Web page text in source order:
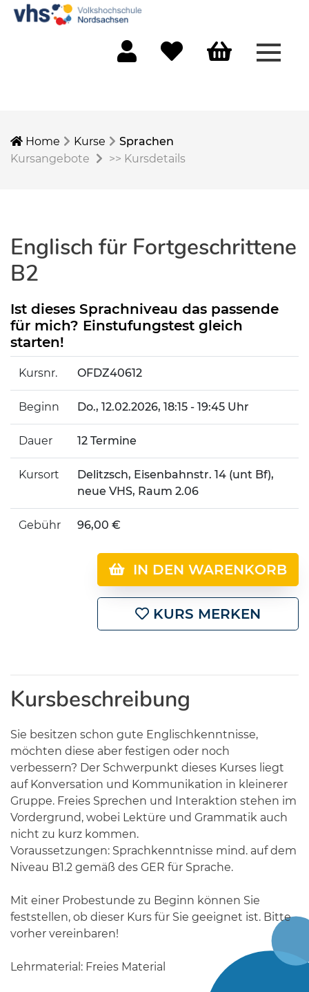
Home Kurse
Sprachen
Kursangebote
>> Kursdetails
Englisch für Fortgeschrittene
B2
Ist dieses Sprachniveau das passende
für mich? Einstufungstest gleich
starten!
Kursnr. OFDZ40612
Beginn Do., 12.02.2026, 18:15 - 19:45 Uhr
Dauer 12 Termine
Kursort
Delitzsch, Eisenbahnstr. 14 (unt Bf),
neue VHS, Raum 2.06
Gebühr 96,00 €
IN DEN WARENKORB
KURS MERKEN
Kursbeschreibung
Sie besitzen schon gute Englischkenntnisse,
möchten diese aber festigen oder noch
verbessern? Der Schwerpunkt dieses Kurses liegt
auf Konversation und Kommunikation in kleinerer
Gruppe. Freies Sprechen und Interaktion stehen im
Vordergrund, wobei Lektüre und Grammatik auch
nicht zu kurz kommen.
Voraussetzungen: Sprachkenntnisse mind. auf dem
Niveau B1.2 gemäß des GER für Sprache.
Mit einer Probestunde zu Beginn können Sie
feststellen, ob dieser Kurs für Sie geeignet ist. Bitte
vorher vereinbaren!
Lehrmaterial: Freies Material